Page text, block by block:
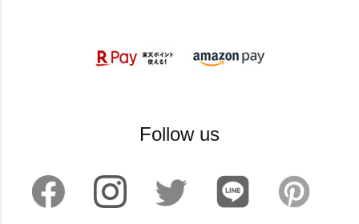
Follow us